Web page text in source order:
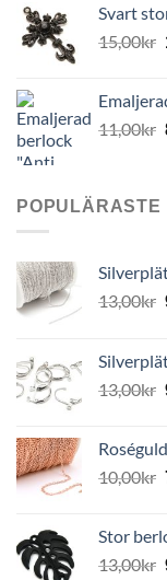
Svart
15,00kr
11,00kr
POPULÄRASTE
13,00kr
13,00kr
10,00kr
Stor
13,00kr